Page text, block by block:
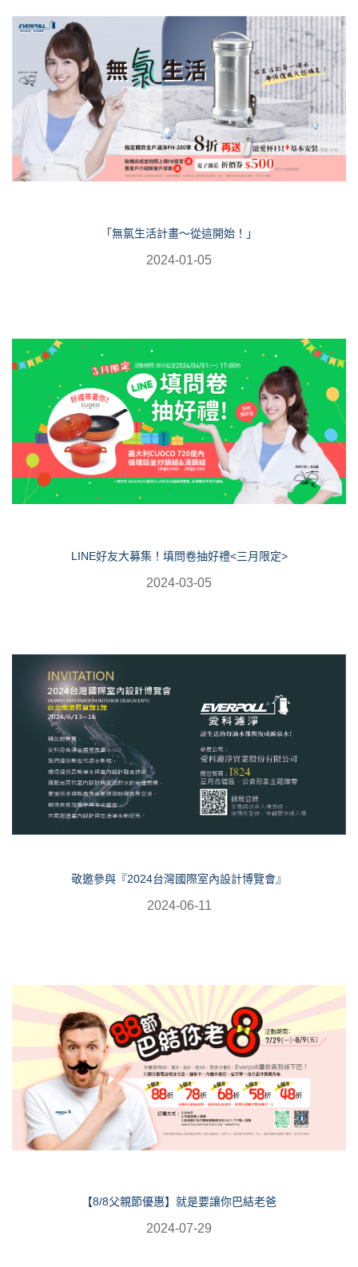
「無氯生活計畫～從這開始！」
2024-01-05
LINE好友大募集！填問卷抽好禮<三月限定>
2024-03-05
敬邀參與『2024台灣國際室內設計博覽會』
2024-06-11
【8/8父親節優惠】就是要讓你巴結老爸
2024-07-29